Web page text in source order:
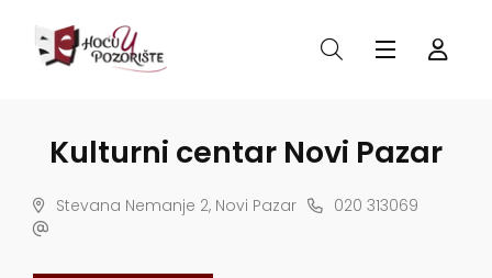
Kulturni centar Novi Pazar
Stevana Nemanje 2, Novi Pazar 020 313069